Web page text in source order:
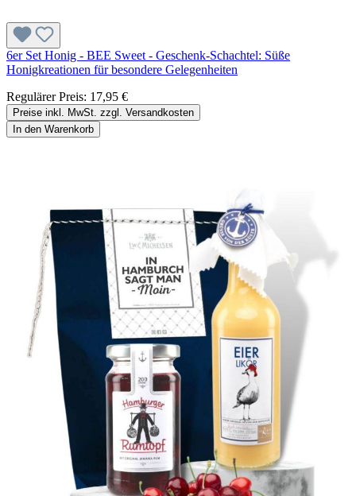
6er Set Honig - BEE Sweet - Geschenk-Schachtel: Süße
Honigkreationen für besondere Gelegenheiten
Regulärer Preis: 17,95 €
Preise inkl. MwSt. zzgl. Versandkosten
In den Warenkorb